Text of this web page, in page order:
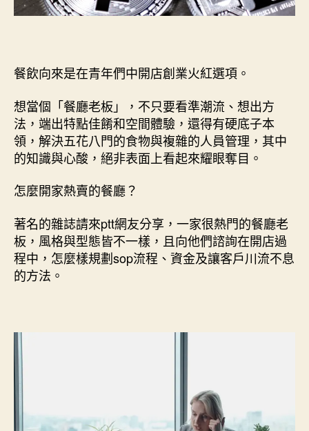
這
以
別
說
你
想
當
餐飲向來是在青年們中開店創業火紅選項。
想當個「餐廳老板」，不只要看準潮流、想出方
法，端出特點佳餚和空間體驗，還得有硬底子本
領，解決五花八門的食物與複雜的人員管理，其中
的知識與心酸，絕非表面上看起來耀眼奪目。
怎麼開家熱賣的餐廳？
著名的雜誌請來ptt網友分享，一家很熱門的餐廳老
板，風格與型態皆不一樣，且向他們諮詢在開店過
程中，怎麼樣規劃sop流程、資金及讓客戶川流不息
的方法。